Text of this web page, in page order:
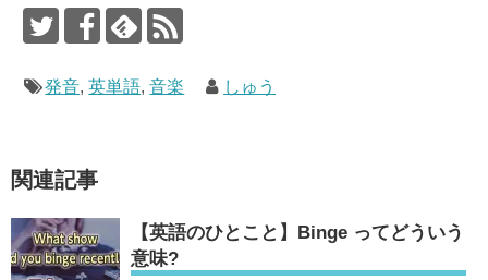
発音,英単語,音楽 しゅう
関連記事
【英語のひとこと】Binge ってどういう
意味?